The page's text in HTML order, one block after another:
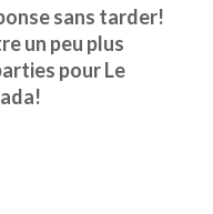
sans tarder!
un peu plus
pour Le